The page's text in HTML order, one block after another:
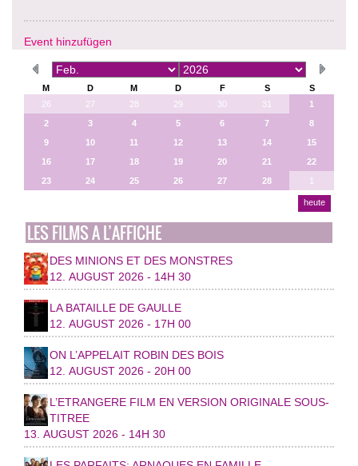
Event hinzufügen
M D M D F S
S
26
27 28 29 30 31
1
2
3 4 5 6 7
8
9
10 11 12 13 14
15
16
17 18 19 20 21
22
23
24 25 26 27 28
heute
LES FILMS A L’AFFICHE
DES MINIONS ET DES MONSTRES
12. AUGUST 2026 - 14H 30
LA BATAILLE DE GAULLE
12. AUGUST 2026 - 17H 00
ON L’APPELAIT ROBIN DES BOIS
12. AUGUST 2026 - 20H 00
L’ETRANGERE FILM EN VERSION ORIGINALE SOUS-
TITREE
13. AUGUST 2026 - 14H 30